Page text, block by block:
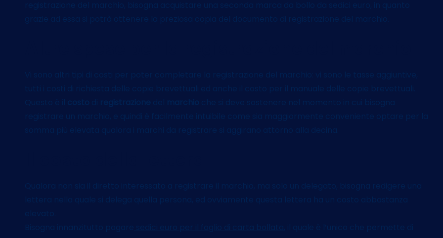
registrazione del marchio, bisogna acquistare una seconda marca da bollo da sedici euro, in quanto
grazie ad essa si potrà ottenere la preziosa copia del documento di registrazione del marchio.
Vi sono altri tipi di costi per poter completare la registrazione del marchio: vi sono le tasse aggiuntive,
tutti i costi di richiesta delle copie brevettuali ed anche il costo per il manuale delle copie brevettuali.
Questo è il costo registrazione del marchio
che si deve sostenere nel momento in cui bisogna
registrare un marchio, e quindi è facilmente intuibile come sia maggiormente conveniente optare per la
somma più elevata qualora i marchi da registrare si aggirano attorno alla decina.
Qualora non sia il diretto interessato a registrare il marchio, ma solo un delegato, bisogna redigere una
lettera nella quale si delega quella persona, ed ovviamente questa lettera ha un costo abbastanza
elevato.
Bisogna innanzitutto pagare
sedici euro per il foglio di carta bollata
, il quale è l’unico che permette di